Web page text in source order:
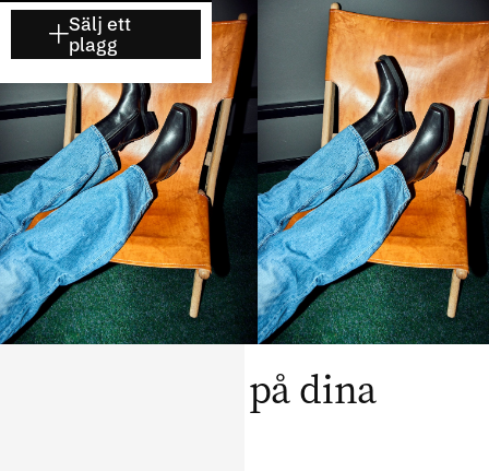
Sälj ett
plagg
Förläng livet på dina